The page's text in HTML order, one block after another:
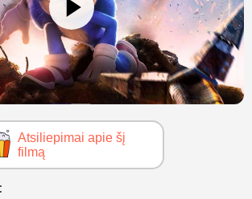
Atsiliepimai apie šį
filmą